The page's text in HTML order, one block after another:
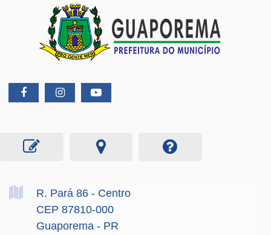
R. Pará 86 - Centro
CEP 87810-000
Guaporema - PR